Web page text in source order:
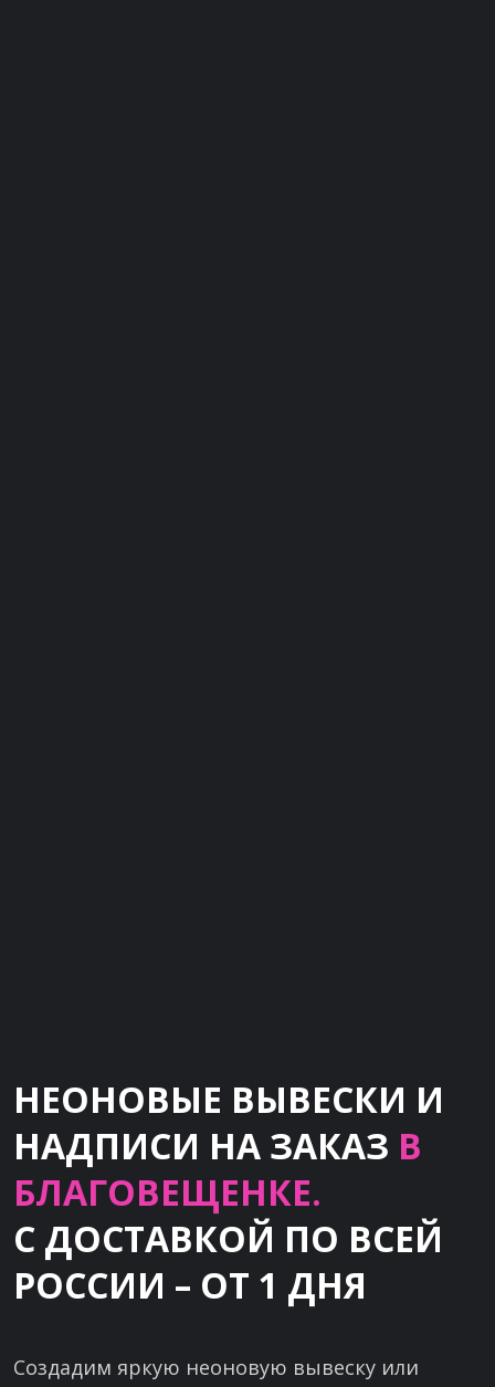
НЕОНОВЫЕ ВЫВЕСКИ И
НАДПИСИ НА ЗАКАЗ В
БЛАГОВЕЩЕНКЕ.
С ДОСТАВКОЙ ПО ВСЕЙ
РОССИИ – ОТ 1 ДНЯ
Создадим яркую неоновую вывеску или